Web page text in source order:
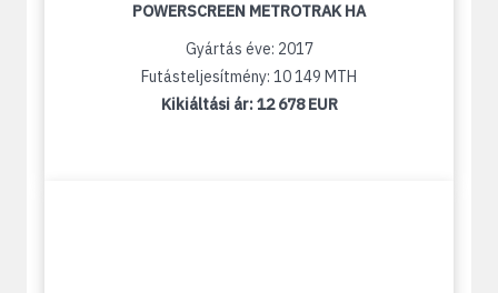
POWERSCREEN METROTRAK HA
Gyártás éve: 2017
Futásteljesítmény: 10 149 MTH
Kikiáltási ár:12 678 EUR